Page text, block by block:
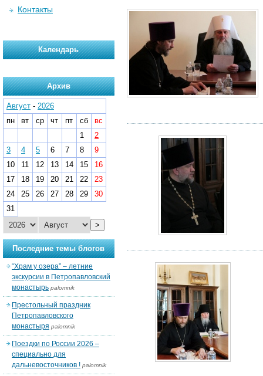
Контакты
Календарь
Архив
Август - 2026
пн
вт ср чт пт сб
вс
1
2
3
4 5 6 7 8
9
10
11 12 13 14 15
16
17
18 19 20 21 22
23
24
25 26 27 28 29
30
31
>
Последние темы блогов
“Храм у озера” – летние
экскурсии в Петропавловский
монастырь palomnik
Престольный праздник
Петропавловского
монастыря palomnik
Поездки по России 2026 –
специально для
дальневосточников ! palomnik